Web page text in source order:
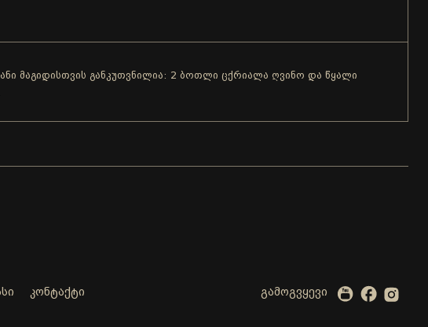
მაგიდისთვის განკუთვნილია: 2 ბოთლი ცქრიალა ღვინო და წყალი
კონტაქტი გამოგვყევი